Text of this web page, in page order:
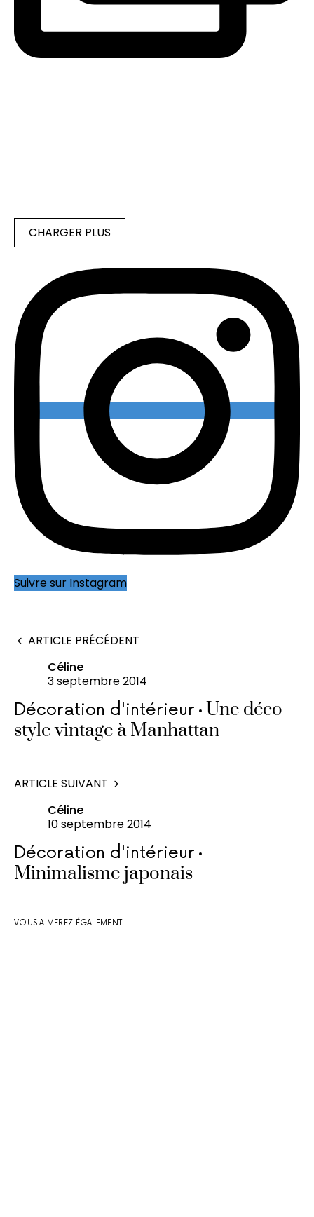
CHARGER PLUS
Suivre sur Instagram
ARTICLE PRÉCÉDENT
Céline
3 septembre 2014
Décoration d'intérieur Une déco
style vintage à Manhattan
ARTICLE SUIVANT
Céline
10 septembre 2014
Décoration d'intérieur
Minimalisme japonais
VOUS AIMEREZ ÉGALEMENT